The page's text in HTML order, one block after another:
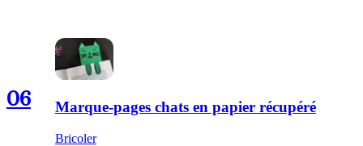
06 Marque-pages chats en papier récupéré
Bricoler